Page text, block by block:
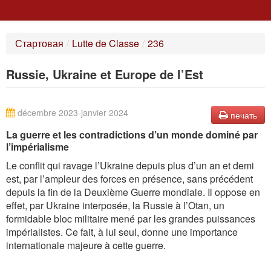
КОНТАКТЫ
Стартовая / Lutte de Classe / 236
Russie, Ukraine et Europe de l’Est
печать
décembre 2023-janvier 2024
La guerre et les contradictions d’un monde dominé par
l’impérialisme
Le conflit qui ravage l’Ukraine depuis plus d’un an et demi
est, par l’ampleur des forces en présence, sans précédent
depuis la fin de la Deuxième Guerre mondiale. Il oppose en
effet, par Ukraine interposée, la Russie à l’Otan, un
formidable bloc militaire mené par les grandes puissances
impérialistes. Ce fait, à lui seul, donne une importance
internationale majeure à cette guerre.